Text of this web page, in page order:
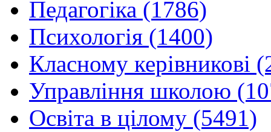
Педагогіка (1786)
Психологія (1400)
Класному керівникові
Управління школою
Освіта в цілому (5491)